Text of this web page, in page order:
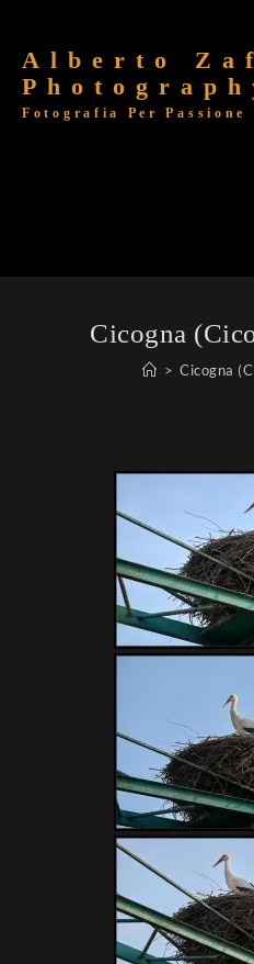
Alberto
Fotografia Per Passione
Cicogna
> Cicogna